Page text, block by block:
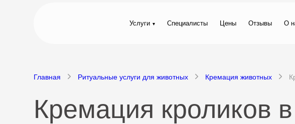
Услуги Специалисты Цены Отзывы О
Главная Ритуальные услуги для животных Кремация животных
Кремация кроликов